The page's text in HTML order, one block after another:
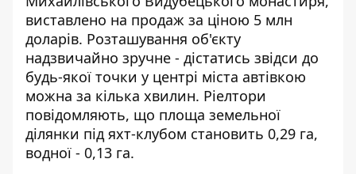
виставлено на продаж за ціною 5 млн
доларів. Розташування об'єкту
надзвичайно зручне - дістатись звідси до
будь-якої точки у центрі міста автівкою
можна за кілька хвилин. Ріелтори
повідомляють, що площа земельної
ділянки під яхт-клубом становить 0,29 га,
водної - 0,13 га.